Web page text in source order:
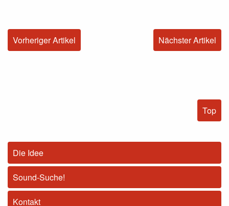
Nächster Artikel
Vorheriger Artikel
Top
Die Idee
Sound-Suche!
Kontakt